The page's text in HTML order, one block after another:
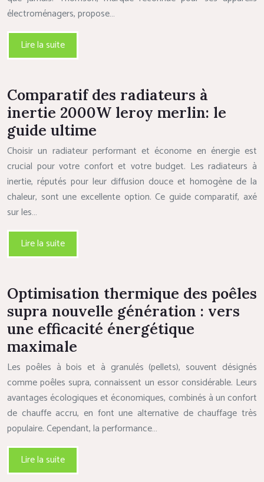
électroménagers, propose…
Lire la suite
Comparatif des radiateurs à
inertie 2000W leroy merlin: le
guide ultime
Choisir un radiateur performant et économe en énergie est
crucial pour votre confort et votre budget. Les radiateurs à
inertie, réputés pour leur diffusion douce et homogène de la
chaleur, sont une excellente option. Ce guide comparatif, axé
sur les…
Lire la suite
Optimisation thermique des poêles
supra nouvelle génération : vers
une efficacité énergétique
maximale
Les poêles à bois et à granulés (pellets), souvent désignés
comme poêles supra, connaissent un essor considérable. Leurs
avantages écologiques et économiques, combinés à un confort
de chauffe accru, en font une alternative de chauffage très
populaire. Cependant, la performance…
Lire la suite